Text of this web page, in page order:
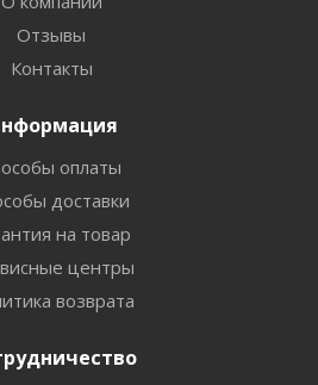
Отзывы
Контакты
оплаты
доставки
на товар
центры
возврата